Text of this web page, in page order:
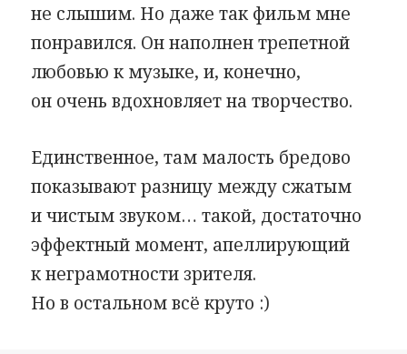
не слышим. Но даже так фильм мне
понравился. Он наполнен трепетной
любовью к музыке, и, конечно,
он очень вдохновляет на творчество.
Единственное, там малость бредово
показывают разницу между сжатым
и чистым звуком… такой, достаточно
эффектный момент, апеллирующий
к неграмотности зрителя.
Но в остальном всё круто :)